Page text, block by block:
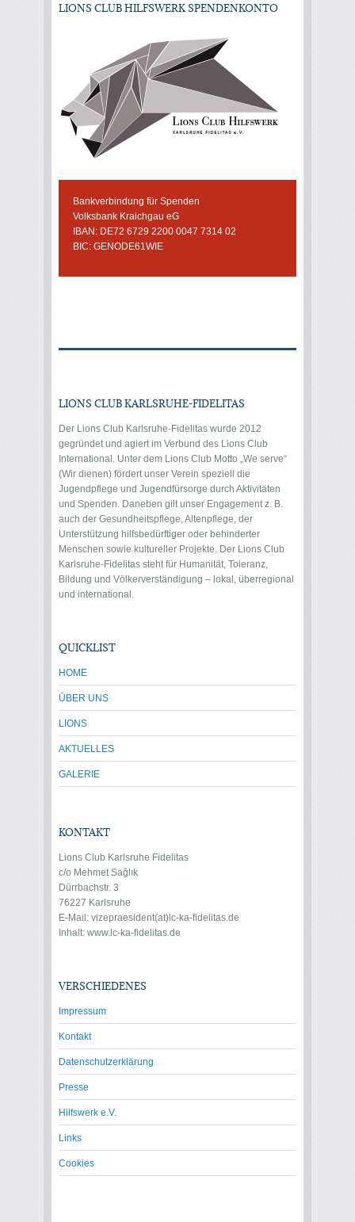
LIONS CLUB HILFSWERK SPENDENKONTO
Bankverbindung für Spenden
Volksbank Kraichgau eG
IBAN: DE72 6729 2200 0047 7314 02
BIC: GENODE61WIE
LIONS CLUB KARLSRUHE-FIDELITAS
Der Lions Club Karlsruhe-Fidelitas wurde 2012
gegründet und agiert im Verbund des Lions Club
International. Unter dem Lions Club Motto „We serve“
(Wir dienen) fördert unser Verein speziell die
Jugendpflege und Jugendfürsorge durch Aktivitäten
und Spenden. Daneben gilt unser Engagement z. B.
auch der Gesundheitspflege, Altenpflege, der
Unterstützung hilfsbedürftiger oder behinderter
Menschen sowie kultureller Projekte. Der Lions Club
Karlsruhe-Fidelitas steht für Humanität, Toleranz,
Bildung und Völkerverständigung – lokal, überregional
und international.
QUICKLIST
HOME
ÜBER UNS
LIONS
AKTUELLES
GALERIE
KONTAKT
Lions Club Karlsruhe Fidelitas
c/o Mehmet Sağlık
Dürrbachstr. 3
76227 Karlsruhe
E-Mail: vizepraesident(at)lc-ka-fidelitas.de
Inhalt: www.lc-ka-fidelitas.de
VERSCHIEDENES
Impressum
Kontakt
Datenschutzerklärung
Presse
Hilfswerk e.V.
Links
Cookies